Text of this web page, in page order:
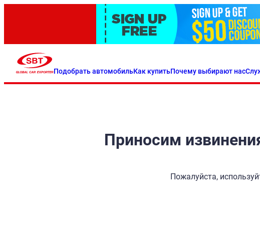
Подобрать автомобильКак купитьПочему выбирают нас
Приносим
Пожалуйста,